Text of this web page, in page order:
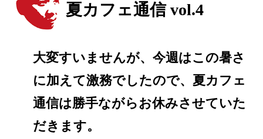
夏カフェ通信 vol.4
大変すいませんが、今週はこの暑さ
に加えて激務でしたので、夏カフェ
通信は勝手ながらお休みさせていた
だきます。